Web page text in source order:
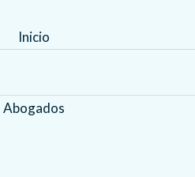
Inicio
Abogados